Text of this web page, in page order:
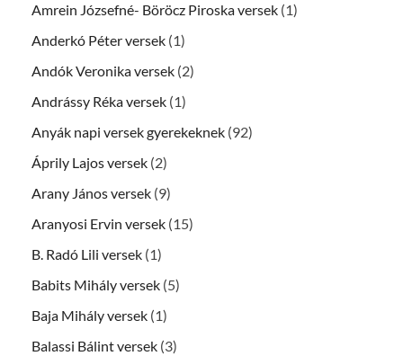
Amrein Józsefné- Böröcz Piroska versek (1)
Anderkó Péter versek (1)
Andók Veronika versek (2)
Andrássy Réka versek (1)
Anyák napi versek gyerekeknek (92)
Áprily Lajos versek (2)
Arany János versek (9)
Aranyosi Ervin versek (15)
B. Radó Lili versek (1)
Babits Mihály versek (5)
Baja Mihály versek (1)
Balassi Bálint versek (3)